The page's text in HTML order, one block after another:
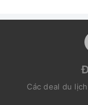
Các deal du